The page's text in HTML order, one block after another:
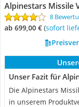
Alpinestars Missile
8
ab 699,00 € ( Sofort
Unser Fazit für
Die Alpinestars
in unserem